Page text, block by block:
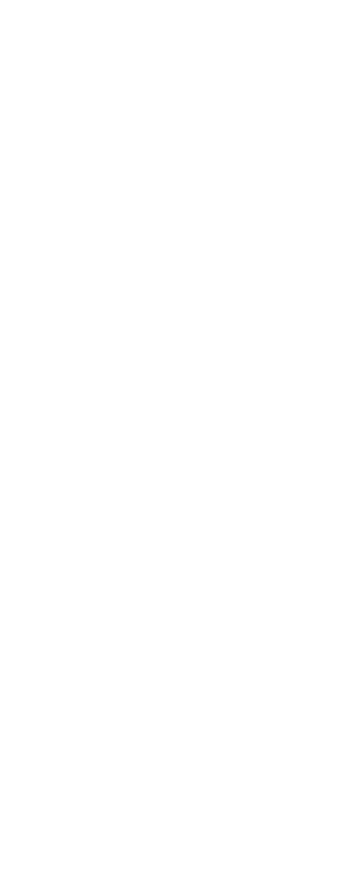
oczyszczalni ścieków